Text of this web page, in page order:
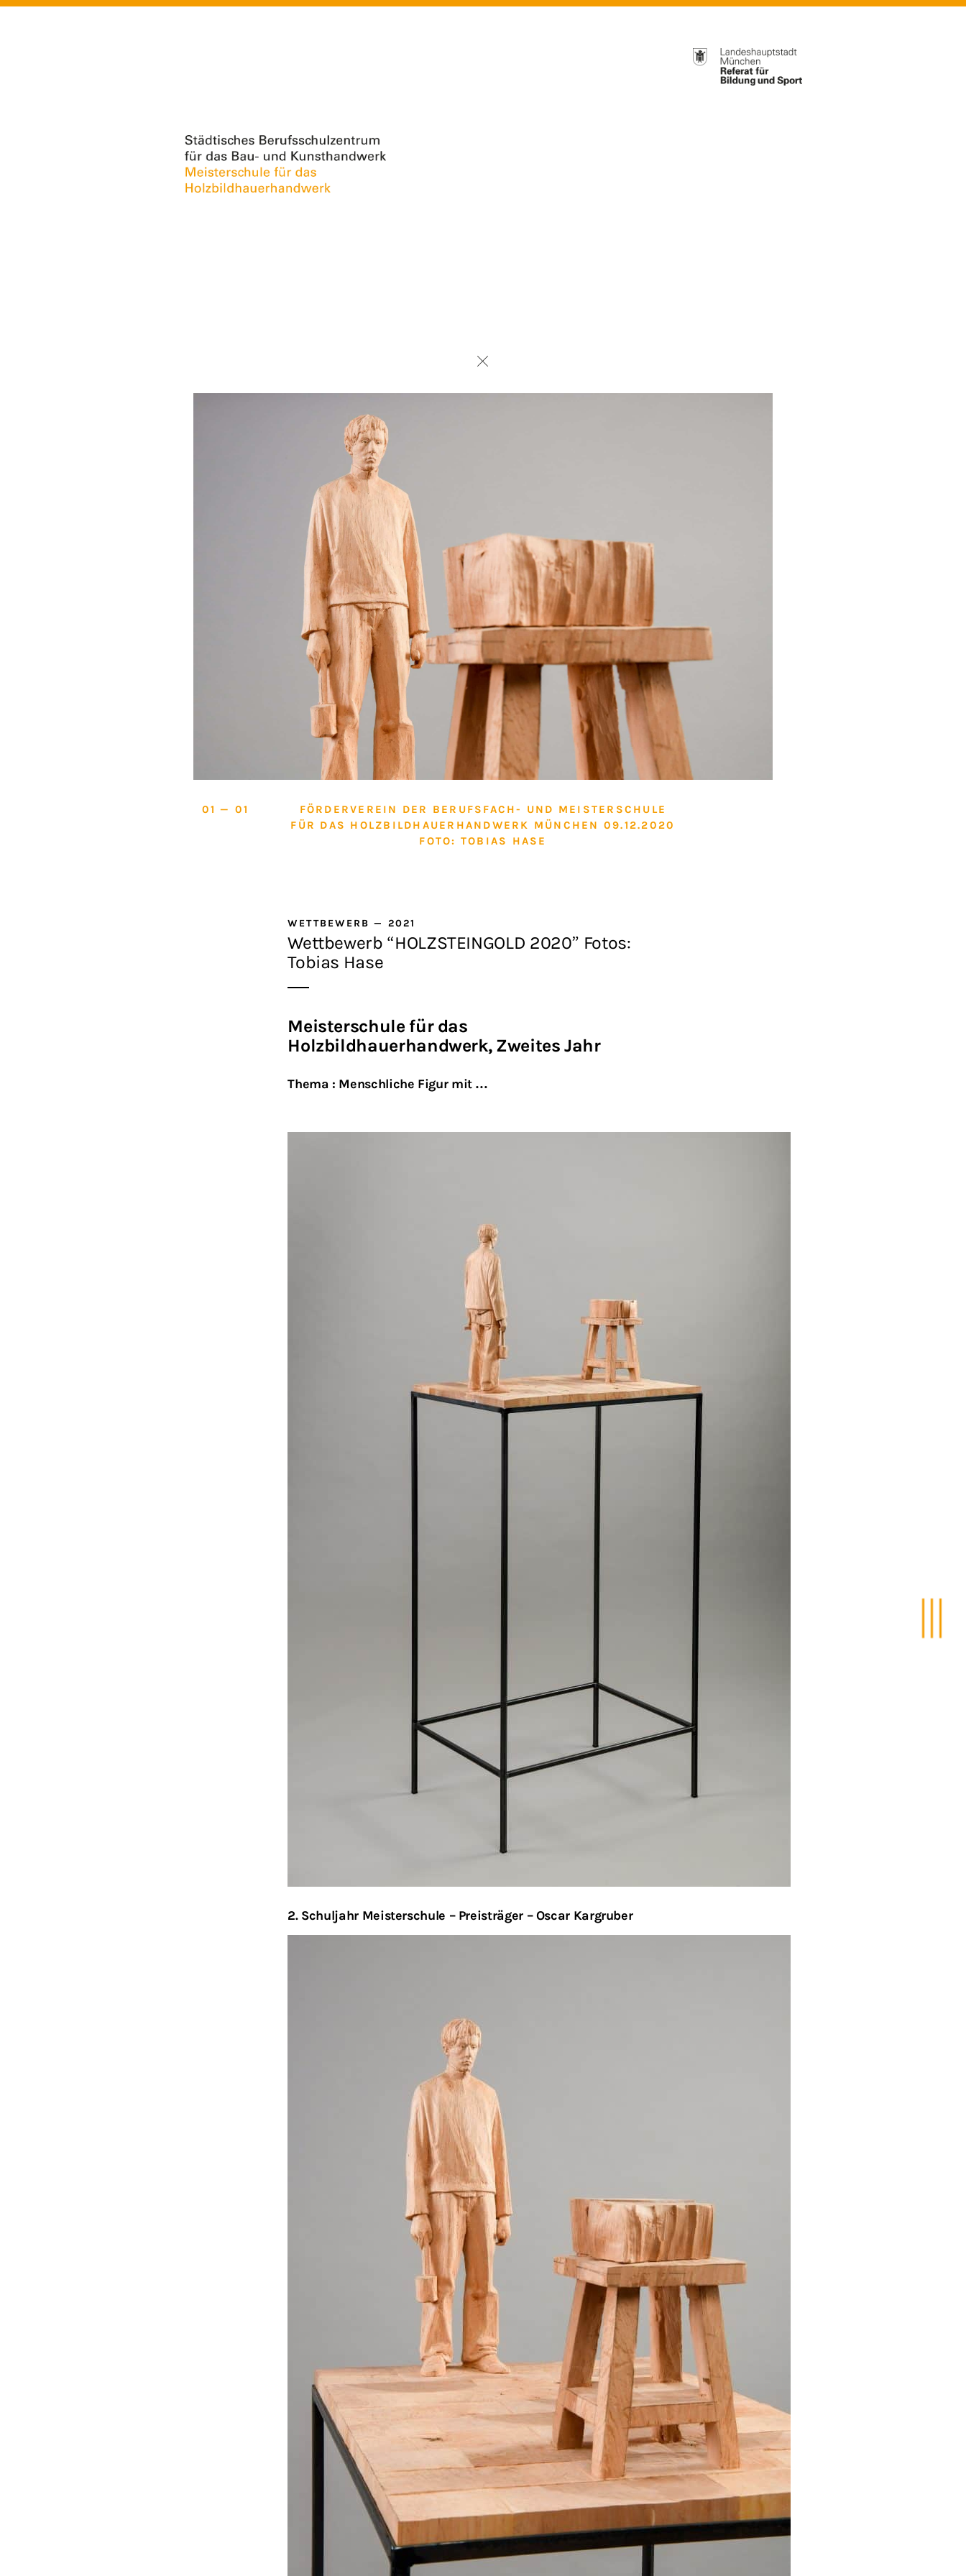
01 — 01
FÖRDERVEREIN DER BERUFSFACH- UND MEISTERSCHULE
FÜR DAS HOLZBILDHAUERHANDWERK MÜNCHEN 09.12.2020
FOTO: TOBIAS HASE
WETTBEWERB— 2021
Wettbewerb “HOLZSTEINGOLD 2020” Fotos:
Tobias Hase
Meisterschule für das
Holzbildhauerhandwerk, Zweites Jahr
Thema : Menschliche Figur mit …
2. Schuljahr Meisterschule – Preisträger – Oscar Kargruber